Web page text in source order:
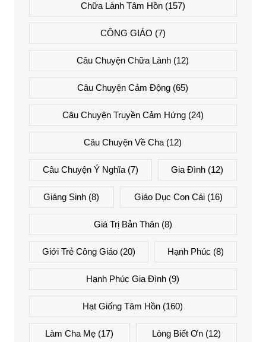
Chữa Lành Tâm Hồn(157)
CÔNG GIÁO (7)
Câu Chuyện Chữa Lành (12)
Câu Chuyện Cảm Động (65)
Câu Chuyện Truyền Cảm Hứng(24)
Câu Chuyện Về Cha (12)
Câu Chuyện Ý Nghĩa(7) Gia Đình (12)
Giáng Sinh (8) Giáo Dục Con Cái(16)
Giá Trị Bản Thân(8)
Giới Trẻ Công Giáo(20) Hạnh Phúc (8)
Hạnh Phúc Gia Đình (9)
Hạt Giống Tâm Hồn (160)
Làm Cha Mẹ (17) Lòng Biết Ơn(12)